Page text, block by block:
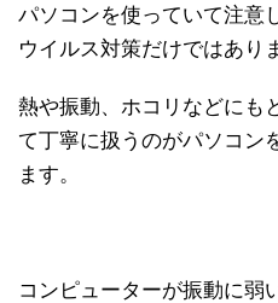
パソコンを使っていて注意
ウイルス対策だけではあり
熱や振動、ホコリなどにも
て丁寧に扱うのがパソコン
ます。
コンピューターが振動に弱